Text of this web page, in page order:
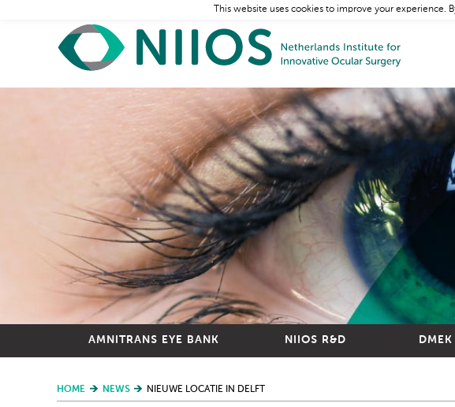
AMNITRANS EYE BANK NIIOS R&D DMEK
HOME NEWS NIEUWE LOCATIE IN DELFT
This website uses cookies to improve your